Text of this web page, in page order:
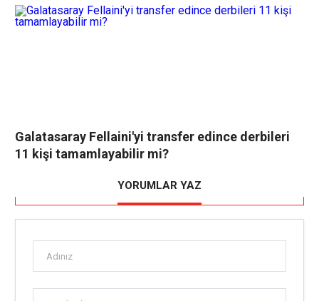
Galatasaray Fellaini'yi transfer edince derbileri
11 kişi tamamlayabilir mi?
YORUMLAR YAZ